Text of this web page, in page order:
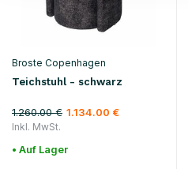
Broste Copenhagen
Teichstuhl - schwarz
1.260.00 € 1.134.00 €
Inkl. MwSt.
• Auf Lager